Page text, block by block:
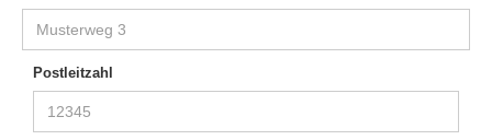
Postleitzahl